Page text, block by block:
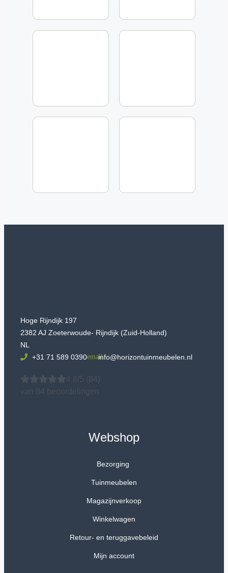
Hoge Rijndijk 197
2382 AJ Zoeterwoude- Rijndijk (Zuid-Holland)
NL
+31 71 589 0390
info@horizontuinmeubelen.nl
4.8/5
(84)
van 84 beoordelingen
Webshop
Bezorging
Tuinmeubelen
Magazijnverkoop
Winkelwagen
Retour- en teruggavebeleid
Mijn account